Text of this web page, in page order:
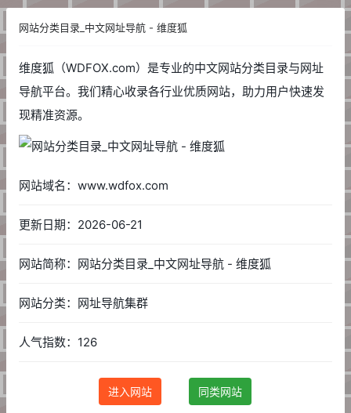
网站分类目录_中文网址导航 - 维度狐
维度狐（WDFOX.com）是专业的中文网站分类目录与网址
导航平台。我们精心收录各行业优质网站，助力用户快速发
现精准资源。
网站域名：www.wdfox.com
更新日期：2026-06-21
网站简称：网站分类目录_中文网址导航 - 维度狐
网站分类：网址导航集群
人气指数：126
进入网站 同类网站